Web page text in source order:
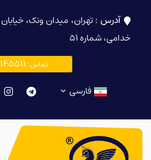
آدرس :تهران، میدان ونک،
خدامی، شماره ۵۱
تماس :
فارسی